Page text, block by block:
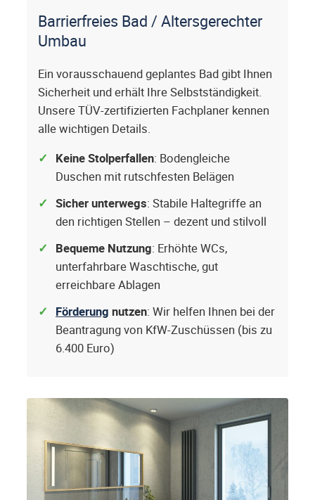
Barrierfreies Bad / Altersgerechter
Umbau
Ein vorausschauend geplantes Bad gibt Ihnen
Sicherheit und erhält Ihre Selbstständigkeit.
Unsere TÜV-zertifizierten Fachplaner kennen
alle wichtigen Details.
Keine Stolperfallen: Bodengleiche
Duschen mit rutschfesten Belägen
Sicher unterwegs: Stabile Haltegriffe an
den richtigen Stellen – dezent und stilvoll
Bequeme Nutzung: Erhöhte WCs,
unterfahrbare Waschtische, gut
erreichbare Ablagen
Förderung nutzen: Wir helfen Ihnen bei der
Beantragung von KfW-Zuschüssen (bis zu
6.400 Euro)